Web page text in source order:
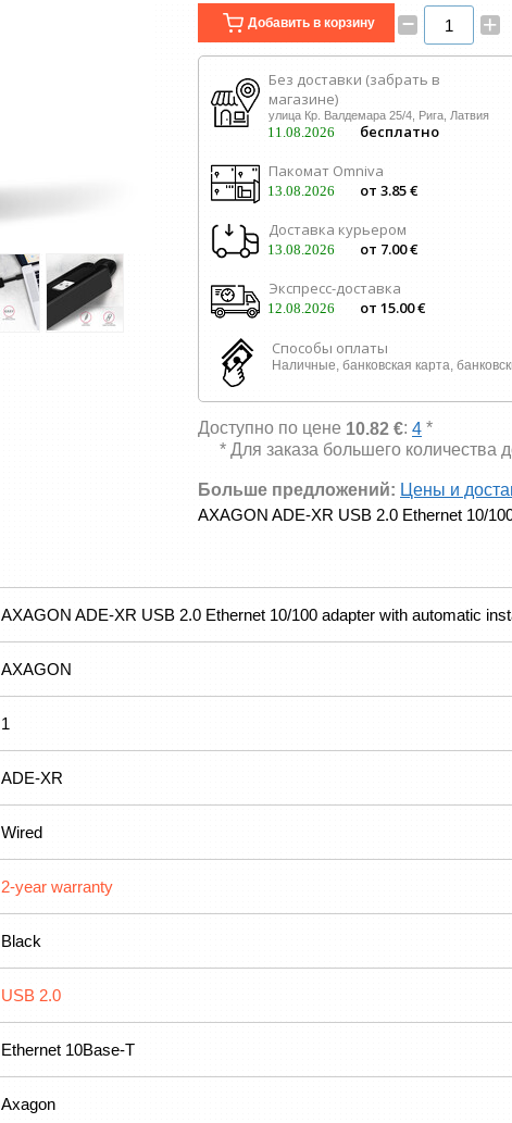
Добавить в корзину – +
Без доставки (забрать в
магазине)
улица Кр. Валдемара 25/4, Рига, Латвия
11.08.2026
бесплатно
Пакомат Omniva
13.08.2026
от 3.85 €
Доставка курьером
13.08.2026
от 7.00 €
Экспресс-доставка
12.08.2026 от 15.00 €
Способы оплаты
Наличные, банковская карта,
Доступно по цене 10.82 €: 4 *
* Для заказа большего количества
Больше предложений: Цены и
AXAGON ADE-XR USB 2.0 Ethernet 10/
AXAGON ADE-XR USB 2.0 Ethernet 10/100 adapter with automatic
AXAGON
1
ADE-XR
Wired
2-year warranty
Black
USB 2.0
Ethernet 10Base-T
Axagon